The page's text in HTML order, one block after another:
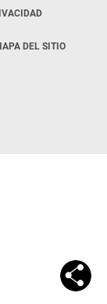
DEL SITIO